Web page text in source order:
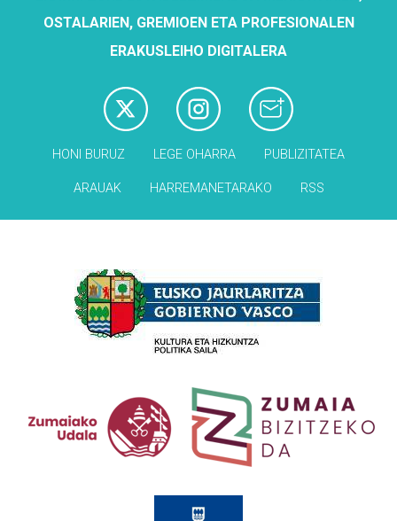
OSTALARIEN, GREMIOEN ETA PROFESIONALEN
ERAKUSLEIHO DIGITALERA
HONI BURUZ LEGE OHARRA PUBLIZITATEA
ARAUAK HARREMANETARAKO RSS